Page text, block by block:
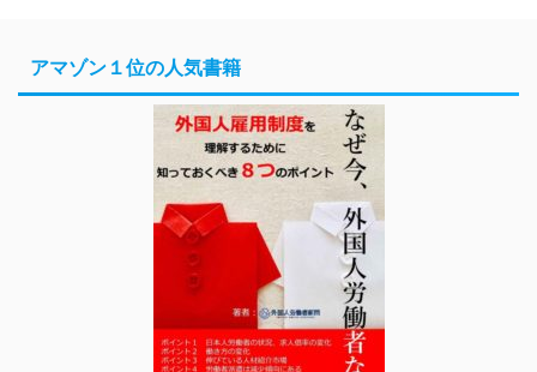
アマゾン１位の人気書籍